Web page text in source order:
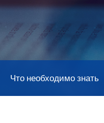
маркировщики
Что необходимо знать